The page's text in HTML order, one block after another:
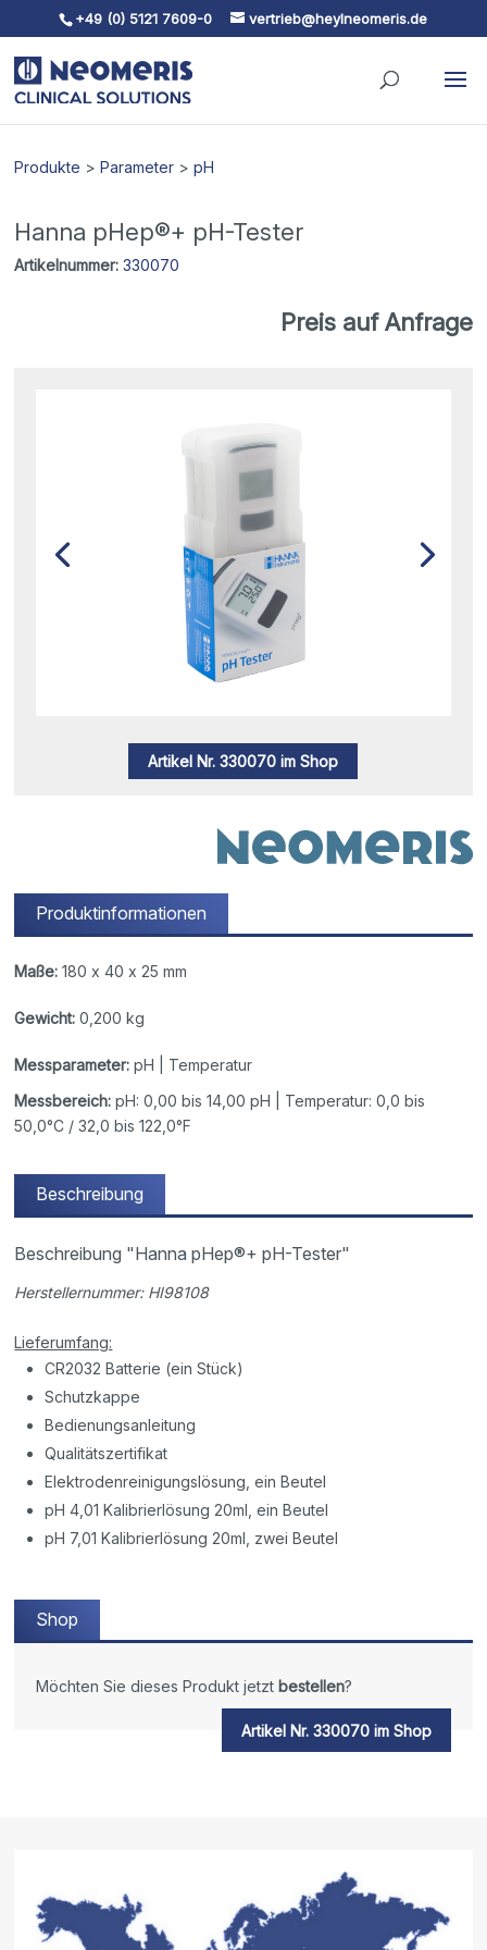
Skip To Content
+49 (0) 5121 7609-0 vertrieb@heylneomeris.de
Produkte >Parameter >pH
Hanna pHep®+ pH-Tester
Artikelnummer: 330070
Preis auf Anfrage
Artikel Nr. 330070 im Shop
Produktinformationen
Maße: 180 x 40 x 25 mm
Gewicht: 0,200 kg
Messparameter: pH | Temperatur
Messbereich: pH: 0,00 bis 14,00 pH | Temperatur: 0,0 bis
50,0°C / 32,0 bis 122,0°F
Beschreibung
Beschreibung "Hanna pHep®+ pH-Tester"
Herstellernummer: HI98108
Lieferumfang:
CR2032 Batterie (ein Stück)
Schutzkappe
Bedienungsanleitung
Qualitätszertifikat
Elektrodenreinigungslösung, ein Beutel
pH 4,01 Kalibrierlösung 20ml, ein Beutel
pH 7,01 Kalibrierlösung 20ml, zwei Beutel
Shop
Möchten Sie dieses Produkt jetzt bestellen?
Artikel Nr. 330070 im Shop